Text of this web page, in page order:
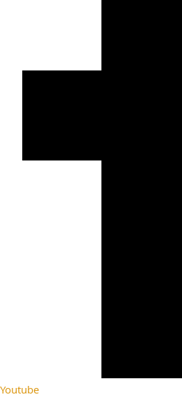
Youtube